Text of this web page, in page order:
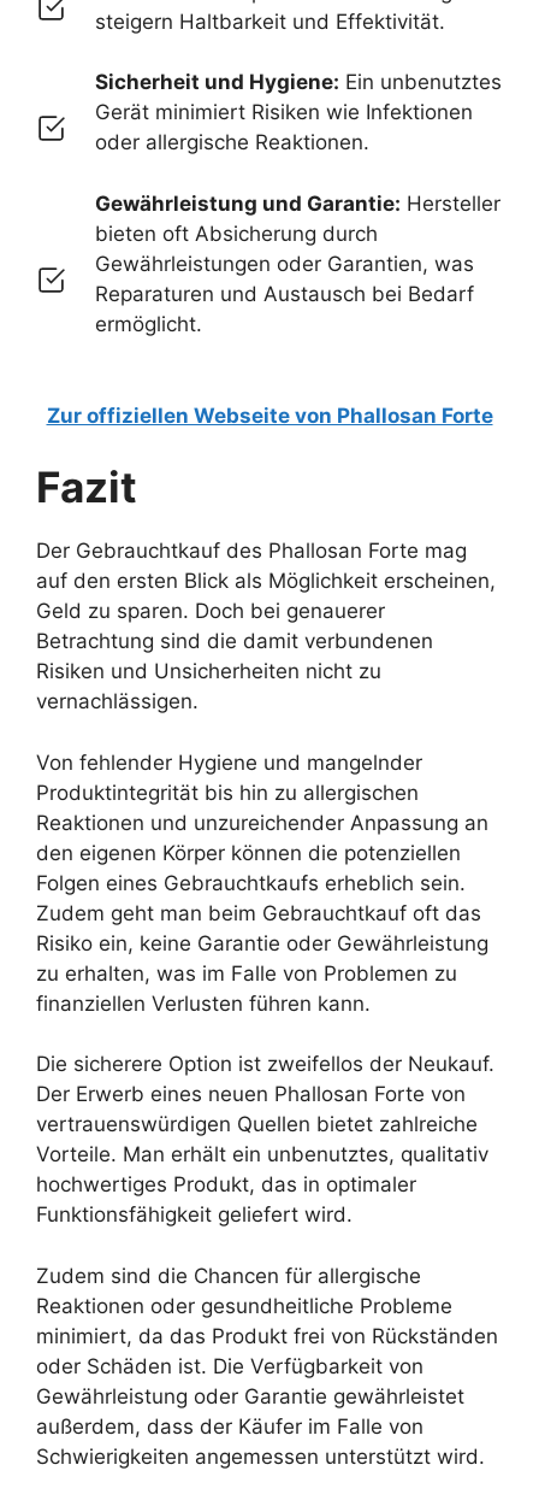
steigern Haltbarkeit und Effektivität.
Sicherheit und Hygiene: Ein unbenutztes
Gerät minimiert Risiken wie Infektionen
oder allergische Reaktionen.
Gewährleistung und Garantie: Hersteller
bieten oft Absicherung durch
Gewährleistungen oder Garantien, was
Reparaturen und Austausch bei Bedarf
ermöglicht.
Zur offiziellen Webseite von Phallosan Forte
Fazit
Der Gebrauchtkauf des Phallosan Forte mag
auf den ersten Blick als Möglichkeit erscheinen,
Geld zu sparen. Doch bei genauerer
Betrachtung sind die damit verbundenen
Risiken und Unsicherheiten nicht zu
vernachlässigen.
Von fehlender Hygiene und mangelnder
Produktintegrität bis hin zu allergischen
Reaktionen und unzureichender Anpassung an
den eigenen Körper können die potenziellen
Folgen eines Gebrauchtkaufs erheblich sein.
Zudem geht man beim Gebrauchtkauf oft das
Risiko ein, keine Garantie oder Gewährleistung
zu erhalten, was im Falle von Problemen zu
finanziellen Verlusten führen kann.
Die sicherere Option ist zweifellos der Neukauf.
Der Erwerb eines neuen Phallosan Forte von
vertrauenswürdigen Quellen bietet zahlreiche
Vorteile. Man erhält ein unbenutztes, qualitativ
hochwertiges Produkt, das in optimaler
Funktionsfähigkeit geliefert wird.
Zudem sind die Chancen für allergische
Reaktionen oder gesundheitliche Probleme
minimiert, da das Produkt frei von Rückständen
oder Schäden ist. Die Verfügbarkeit von
Gewährleistung oder Garantie gewährleistet
außerdem, dass der Käufer im Falle von
Schwierigkeiten angemessen unterstützt wird.